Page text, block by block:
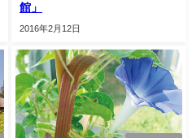
館」
2016年2月12日